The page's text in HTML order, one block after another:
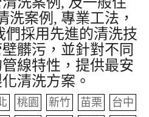
洗案例, 專業工法，
們採用先進的清洗技
髒污，並針對不同
線特性，提供最安
清洗方案。
桃園 新竹 苗栗
台中